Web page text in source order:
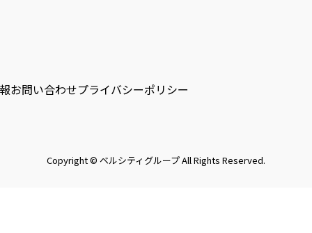
お問い合わせプライバシーポリシー
Copyright © ベルシティグループ All Rights Reserved.